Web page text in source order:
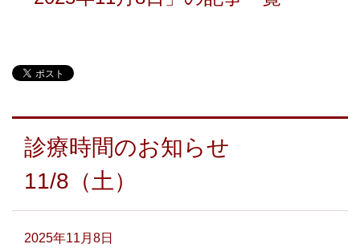
診療時間のお知らせ
11/8（土）
2025年11月8日